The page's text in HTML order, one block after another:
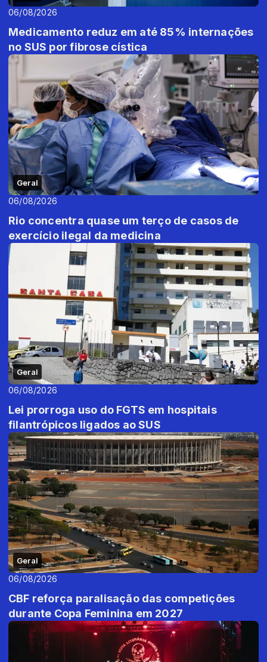
06/08/2026
Medicamento reduz em até 85% internações
no SUS por fibrose cística
Geral
06/08/2026
Rio concentra quase um terço de casos de
exercício ilegal da medicina
Geral
06/08/2026
Lei prorroga uso do FGTS em hospitais
filantrópicos ligados ao SUS
Geral
06/08/2026
CBF reforça paralisação das competições
durante Copa Feminina em 2027